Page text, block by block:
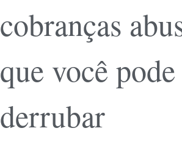
cobranças
que você pode
derrubar